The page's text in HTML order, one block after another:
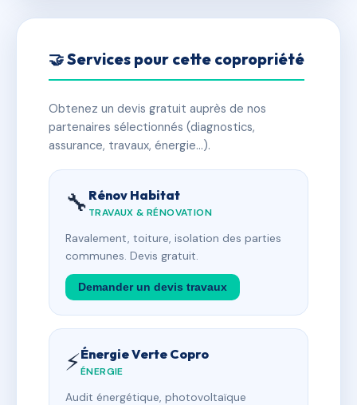
🤝 Services pour cette copropriété
Obtenez un devis gratuit auprès de nos
partenaires sélectionnés (diagnostics,
assurance, travaux, énergie…).
🔧 Rénov Habitat
TRAVAUX & RÉNOVATION
Ravalement, toiture, isolation des parties
communes. Devis gratuit.
Demander un devis travaux
⚡Énergie Verte Copro
ÉNERGIE
Audit énergétique, photovoltaïque